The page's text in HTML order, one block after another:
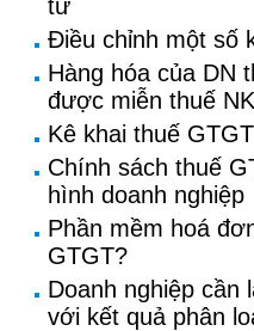
tư
Điều chỉnh một số
Hàng hóa của DN
được miễn thuế
Kê khai thuế
Chính sách thuế
hình doanh nghiệp
Phần mềm hoá
GTGT?
Doanh nghiệp cần
với kết quả phân